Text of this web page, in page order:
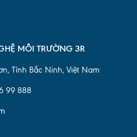
MÔI TRƯỜNG 3R
Tỉnh Bắc Ninh, Việt Nam
99 888